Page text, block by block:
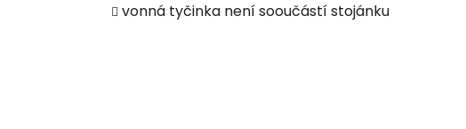
vonná tyčinka není sooučástí stojánku